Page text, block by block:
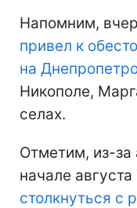
Напомним,
привел к
на
Никополе,
селах.
Отметим, из-
начале августа
столкнуться с